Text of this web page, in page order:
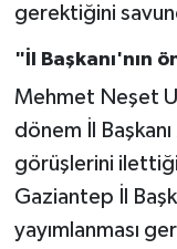
gerektiğini
"İl Başkanı'nın
Mehmet Neşet
dönem İl
görüşlerini
Gaziantep İl
yayımlanması